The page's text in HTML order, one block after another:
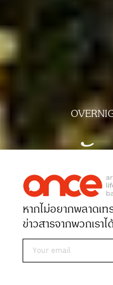
พั
เรื่อง
Date
หากไม่อยากพลาดเท
ข่าวสารจากพวกเราไ